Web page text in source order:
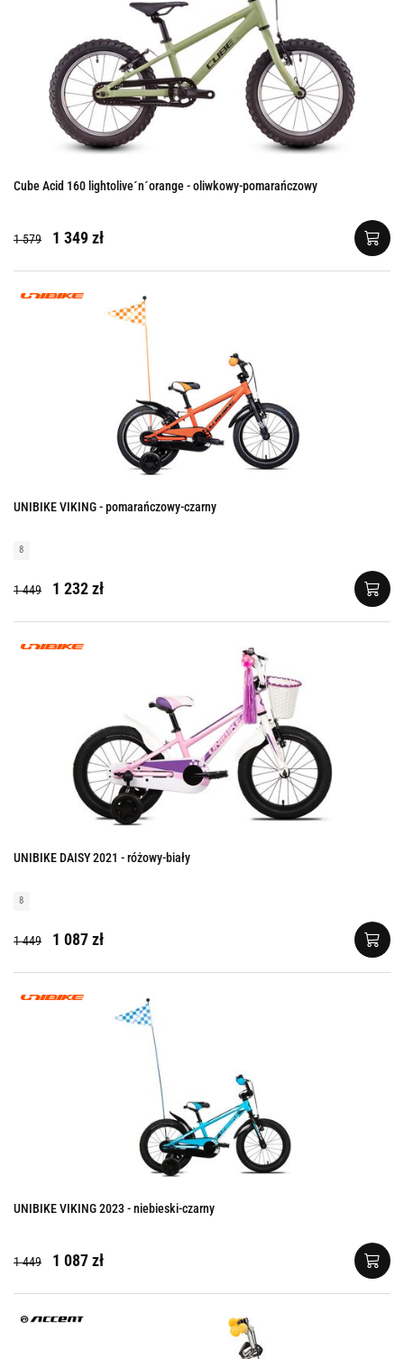
Cube Acid 160 lightolive´n´orange - oliwkowy-pomarańczowy
1 579 1 349 zł
UNIBIKE VIKING - pomarańczowy-czarny
8
1 449 1 232 zł
UNIBIKE DAISY 2021 - różowy-biały
8
1 449 1 087 zł
UNIBIKE VIKING 2023 - niebieski-czarny
1 449 1 087 zł